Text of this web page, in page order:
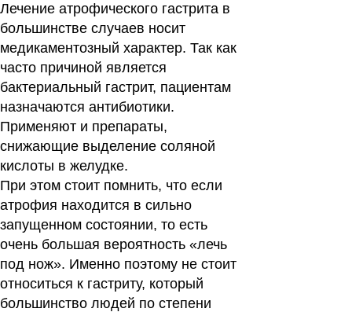
Лечение атрофического гастрита в
большинстве случаев носит
медикаментозный характер. Так как
часто причиной является
бактериальный гастрит, пациентам
назначаются антибиотики.
Применяют и препараты,
снижающие выделение соляной
кислоты в желудке.
При этом стоит помнить, что если
атрофия находится в сильно
запущенном состоянии, то есть
очень большая вероятность «лечь
под нож». Именно поэтому не стоит
относиться к гастриту, который
большинство людей по степени